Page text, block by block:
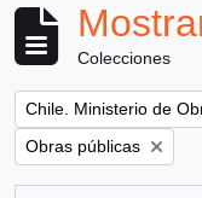
Colecciones
Remove filter:
Remove filter:
Obras públicas